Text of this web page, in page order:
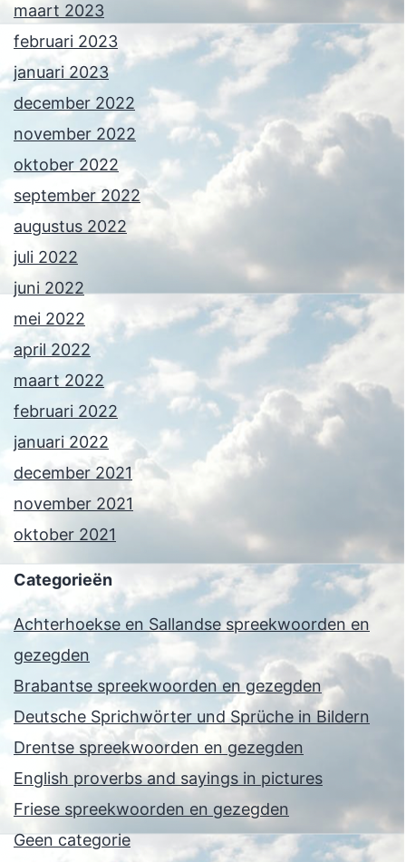
maart 2023
februari 2023
januari 2023
december 2022
november 2022
oktober 2022
september 2022
augustus 2022
juli 2022
juni 2022
mei 2022
april 2022
maart 2022
februari 2022
januari 2022
december 2021
november 2021
oktober 2021
Categorieën
Achterhoekse en Sallandse spreekwoorden en
gezegden
Brabantse spreekwoorden en gezegden
Deutsche Sprichwörter und Sprüche in Bildern
Drentse spreekwoorden en gezegden
English proverbs and sayings in pictures
Friese spreekwoorden en gezegden
Geen categorie